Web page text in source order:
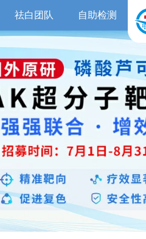
祛白团队 自助检测